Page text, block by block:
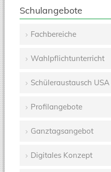
Schulangebote
überspringen
Fachbereiche
Wahlpflichtunterricht
Schüleraustausch USA
Profilangebote
Ganztagsangebot
Digitales Konzept